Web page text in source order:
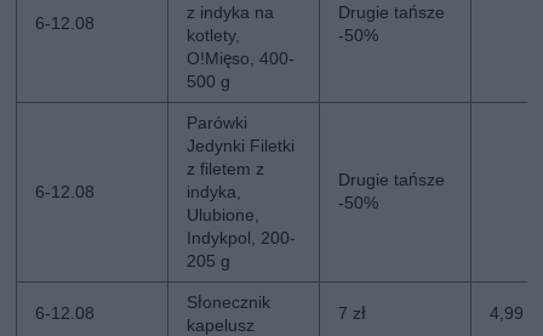
6-12.08
z indyka na
kotlety,
O!Mięso, 400-
500 g
Drugie tańsze
-50%
6-12.08
Parówki
Jedynki Filetki
z filetem z
indyka,
Ulubione,
Indykpol, 200-
205 g
Drugie tańsze
-50%
6-12.08
Słonecznik
kapelusz
7 zł 4,99